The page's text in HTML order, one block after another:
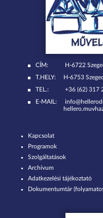
CÍM:
H-6722
T.HELY:
H-6753
TEL.:
+36 (62) 317
E-MAIL:
Kapcsolat
Programok
Szolgáltatások
Archívum
Adatkezelési tájékoztató
Dokumentumtár